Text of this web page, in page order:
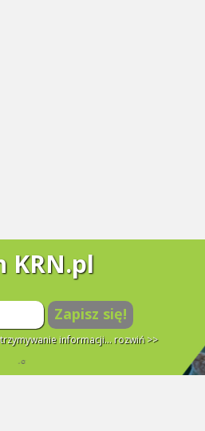
KRN.pl
Zapisz się!
informacji... rozwiń >>